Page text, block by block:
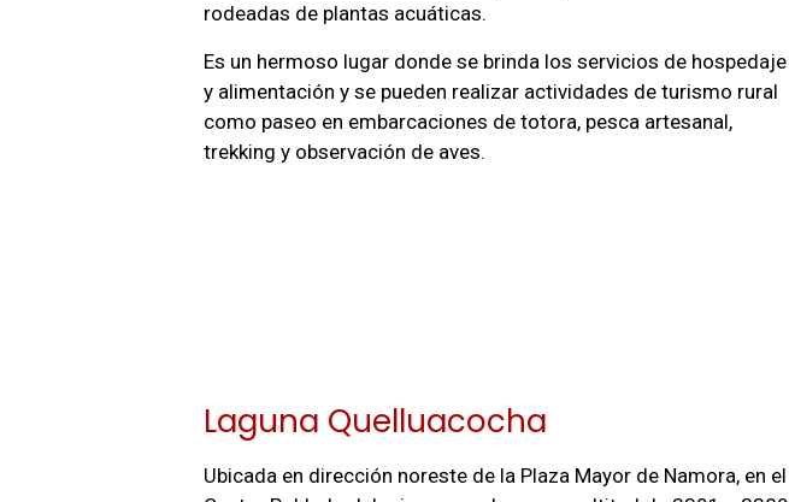
rodeadas de plantas acuáticas.
Es un hermoso lugar donde se brinda los servicios de hospedaje
y alimentación y se pueden realizar actividades de turismo rural
como paseo en embarcaciones de totora, pesca artesanal,
trekking y observación de aves.
Laguna Quelluacocha
Ubicada en dirección noreste de la Plaza Mayor de Namora, en el